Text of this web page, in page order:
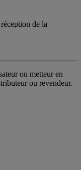
de la
ou metteur en
ou revendeur.